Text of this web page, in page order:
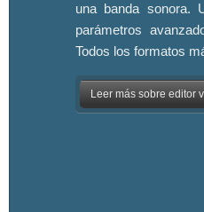
una banda sonora.
parámetros
Todos los formatos
Leer más sobre editor